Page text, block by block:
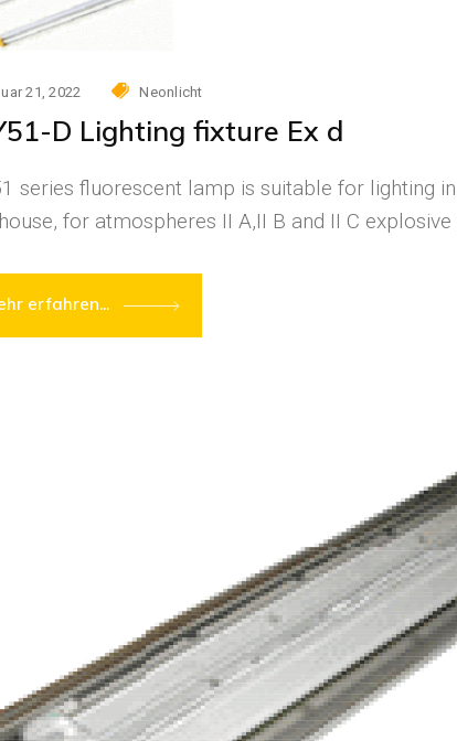
21, 2022 Neonlicht
D Lighting fixture Ex d
series fluorescent lamp is suitable for lighting
for atmospheres II A,II B and II C
erfahren...